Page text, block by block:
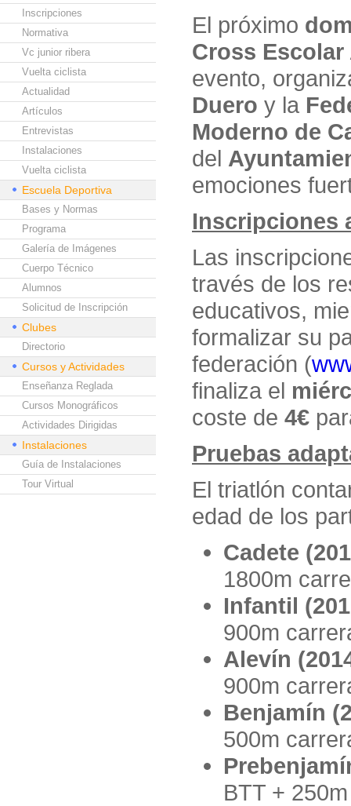
Inscripciones
Normativa
Vc junior ribera
Vuelta ciclista
Actualidad
Artículos
Entrevistas
Instalaciones
Vuelta ciclista
Escuela Deportiva
Bases y Normas
Programa
Galería de Imágenes
Cuerpo Técnico
Alumnos
Solicitud de Inscripción
Clubes
Directorio
Cursos y Actividades
Enseñanza Reglada
Cursos Monográficos
Actividades Dirigidas
Instalaciones
Guía de Instalaciones
Tour Virtual
El próximo
Cross
evento,
Duero y la
Moderno de
del
emociones
Inscripciones
Las
través de los
educativos,
formalizar su
federación (
finaliza el
coste de 4€
Pruebas
El triatlón
edad de los
Cadete
1800m
Infantil
900m
Alevín
900m
Benjamín
500m
BTT +